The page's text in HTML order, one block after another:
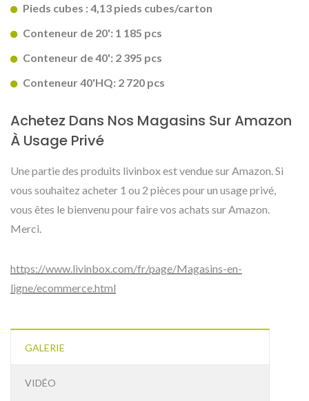
Pieds cubes : 4,13 pieds cubes/carton
Conteneur de 20': 1 185 pcs
Conteneur de 40': 2 395 pcs
Conteneur 40'HQ: 2 720 pcs
Achetez Dans Nos Magasins Sur Amazon
À Usage Privé
Une partie des produits livinbox est vendue sur Amazon. Si
vous souhaitez acheter 1 ou 2 pièces pour un usage privé,
vous êtes le bienvenu pour faire vos achats sur Amazon.
Merci.
https://www.livinbox.com/fr/page/Magasins-en-
ligne/ecommerce.html
GALERIE
VIDÉO